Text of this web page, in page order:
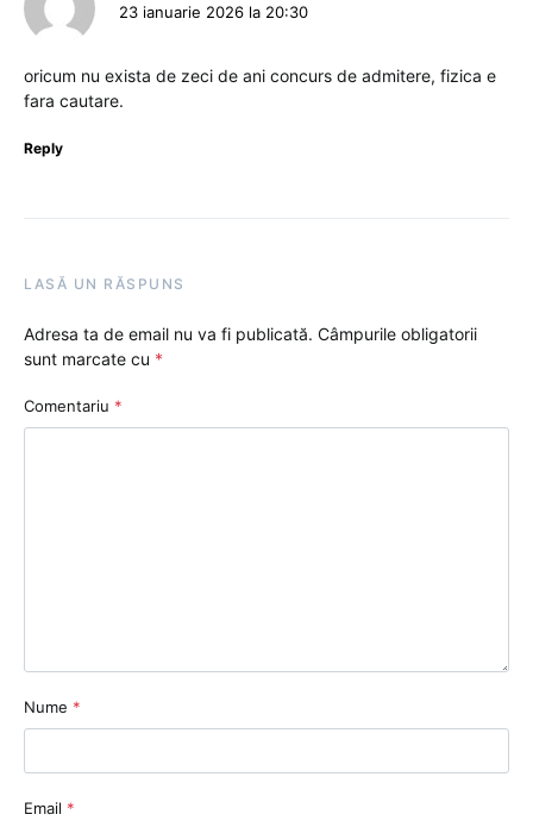
23 ianuarie 2026 la 20:30
oricum nu exista de zeci de ani concurs de admitere, fizica e
fara cautare.
Reply
LASĂ UN RĂSPUNS
Adresa ta de email nu va fi publicată. Câmpurile obligatorii
sunt marcate cu *
Comentariu *
Nume *
Email *